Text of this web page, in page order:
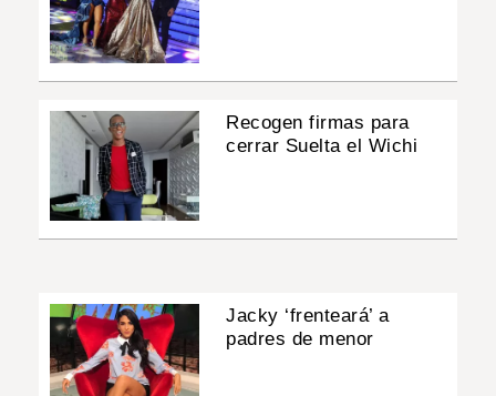
Recogen firmas para
cerrar Suelta el Wichi
Jacky ‘frenteará’ a
padres de menor